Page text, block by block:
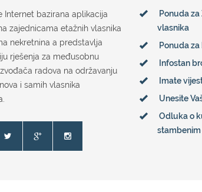
Internet bazirana aplikacija
zajednicama etažnih vlasnika
nekretnina a predstavlja
rješenja za međusobnu
radova na održavanju
i samih vlasnika
Ponuda
vlasnika
Ponuda
Infostan
Imate
Unesite
Odluka o